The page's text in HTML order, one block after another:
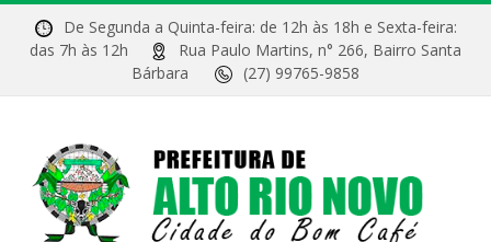
De Segunda a Quinta-feira: de 12h às 18h e Sexta-feira:
das 7h às 12h
Rua Paulo Martins, n° 266, Bairro Santa
Bárbara
(27) 99765-9858